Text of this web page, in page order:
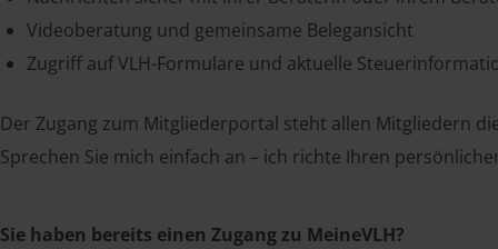
Videoberatung und gemeinsame Belegansicht
Zugriff auf VLH-Formulare und aktuelle
Der Zugang zum Mitgliederportal steht allen Mitgliedern
Sprechen Sie mich einfach an – ich richte Ihren
Sie haben bereits einen Zugang zu MeineVLH?